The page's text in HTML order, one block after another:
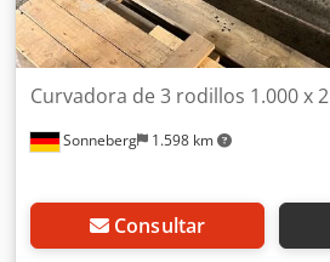
Sonneberg 1.598 km
Curvadora de 3 rodillos 1.000 x 2
Consultar